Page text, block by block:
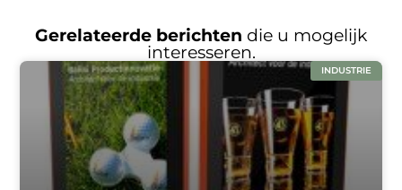
Gerelateerde berichten die u mogelijk
interesseren.
INDUSTRIE